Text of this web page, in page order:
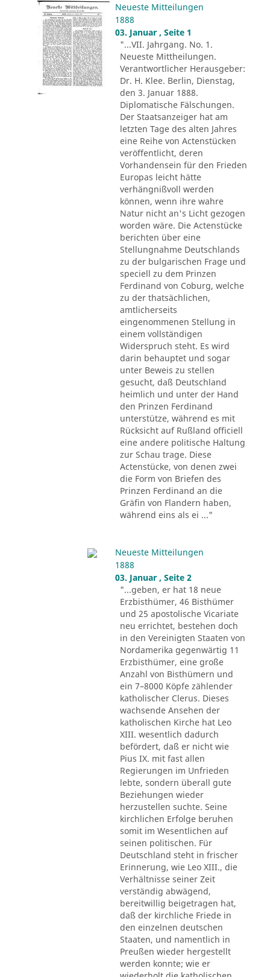
Neueste Mitteilungen
1888
03. Januar , Seite 1
"...VII. Jahrgang. No. 1.
Neueste Mittheilungen.
Verantwortlicher Herausgeber:
Dr. H. Klee. Berlin, Dienstag,
den 3. Januar 1888.
Diplomatische Fälschungen.
Der Staatsanzeiger hat am
letzten Tage des alten Jahres
eine Reihe von Actenstücken
veröffentlicht, deren
Vorhandensein für den Frieden
Europas leicht hätte
verhängnißvoll werden
können, wenn ihre wahre
Natur nicht an's Licht gezogen
worden wäre. Die Actenstücke
berichten über eine
Stellungnahme Deutschlands
zu der bulgarischen Frage und
speciell zu dem Prinzen
Ferdinand von Coburg, welche
zu der thatsächlichen,
amtlicherseits
eingenommenen Stellung in
einem vollständigen
Widerspruch steht. Es wird
darin behauptet und sogar
unter Beweis zu stellen
gesucht, daß Deutschland
heimlich und unter der Hand
den Prinzen Ferdinand
unterstütze, während es mit
Rücksicht auf Rußland officiell
eine andere politische Haltung
zur Schau trage. Diese
Actenstücke, von denen zwei
die Form von Briefen des
Prinzen Ferdinand an die
Gräfin von Flandern haben,
während eins als ei ..."
Neueste Mitteilungen
1888
03. Januar , Seite 2
"...geben, er hat 18 neue
Erzbisthümer, 46 Bisthümer
und 25 apostolische Vicariate
neu errichtet, bestehen doch
in den Vereinigten Staaten von
Nordamerika gegenwärtig 11
Erzbisthümer, eine große
Anzahl von Bisthümern und
ein 7–8000 Köpfe zählender
katholischer Clerus. Dieses
wachsende Ansehen der
katholischen Kirche hat Leo
XIII. wesentlich dadurch
befördert, daß er nicht wie
Pius IX. mit fast allen
Regierungen im Unfrieden
lebte, sondern überall gute
Beziehungen wieder
herzustellen suchte. Seine
kirchlichen Erfolge beruhen
somit im Wesentlichen auf
seinen politischen. Für
Deutschland steht in frischer
Erinnerung, wie Leo XIII., die
Verhältnisse seiner Zeit
verständig abwägend,
bereitwillig beigetragen hat,
daß der kirchliche Friede in
den einzelnen deutschen
Staaten, und namentlich in
Preußen wieder hergestellt
werden konnte; wie er